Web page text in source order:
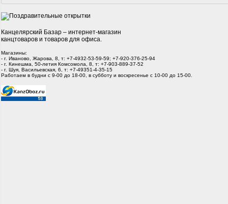
Канцелярский Базар – интернет-магазин
канцтоваров и товаров для офиса.
Магазины:
- г. Иваново, Жарова, 8, т: +7-4932-53-59-59; +7-920-376-25-94
- г. Кинешма, 50-летия Комсомола, 8, т: +7-903-889-37-52
- г. Шуя, Васильевская, 6, т: +7-49351-4-35-15
Работаем в будни с 9-00 до 18-00, в субботу и воскресенье с 10-00 до 15-00.